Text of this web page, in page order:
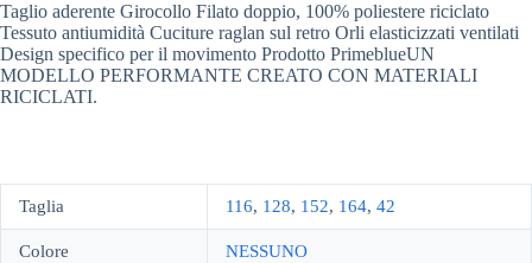
Taglio aderente Girocollo Filato doppio, 100% poliestere riciclato
Tessuto antiumidità Cuciture raglan sul retro Orli elasticizzati ventilati
Design specifico per il movimento Prodotto PrimeblueUN
MODELLO PERFORMANTE CREATO CON MATERIALI
RICICLATI.
Taglia 116, 128, 152, 164, 42
Colore NESSUNO